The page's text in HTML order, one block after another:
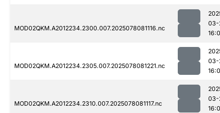
MOD02QKM.A2012234.2300.007.2025078081116.nc
03-
MOD02QKM.A2012234.2305.007.2025078081221.nc
03-
MOD02QKM.A2012234.2310.007.2025078081117.nc
03-